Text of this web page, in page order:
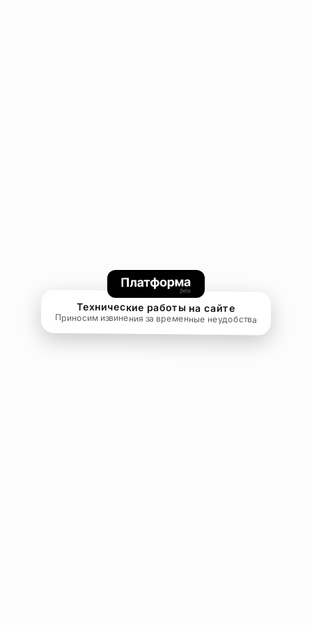
Технические работы на сайте
Приносим извинения за временные неудобства